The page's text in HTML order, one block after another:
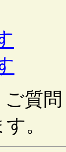
質
。